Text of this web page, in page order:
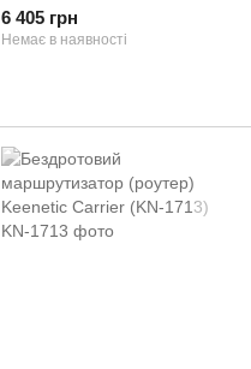
6 405 грн
Немає в наявності